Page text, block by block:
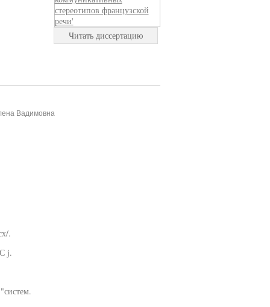
Читать диссертацию
Вадимовна
.
j.